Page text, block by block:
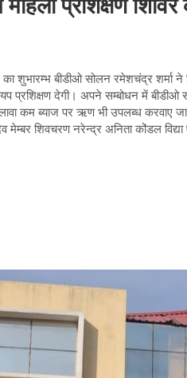
प्रशिक्षण
का शुभारम्भ बीडीओ सोलन रमेशचंद्र
प्रशिक्षण देगी। अपने सम्बोधन में
कम ब्याज पर ऋण भी उपलब्ध करवाए
शिवचरण नरेन्द्र अनिता कोऺडल